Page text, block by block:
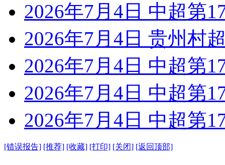
2026年7月4日 中超第
2026年7月4日 贵州村
2026年7月4日 中超第
2026年7月4日 中超第
2026年7月4日 中超第
[错误报告] [推荐] [收藏] [打印] [关闭] [返回顶部]